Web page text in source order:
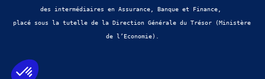
des intermédiaires en Assurance, Banque et Finance,
placé sous la tutelle de la Direction Générale du Trésor (Ministère
de l’Economie).